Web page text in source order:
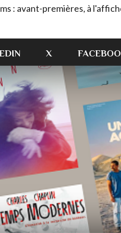
: avant-premières, à
X